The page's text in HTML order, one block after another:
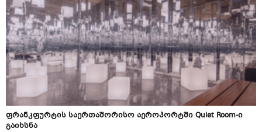
ფრანკფურტის საერთაშორისო აეროპორტში Quiet Room-ი
გაიხსნა